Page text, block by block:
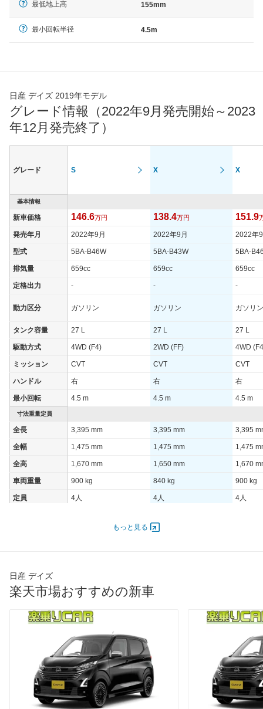
最低地上高 155mm
最小回転半径 4.5m
日産 デイズ 2019年モデル
グレード情報（2022年9月発売開始～2023
年12月発売終了）
グレード S X X
基本情報
新車価格 146.6万円 138.4万円 151.9
発売年月 2022年9月 2022年9月 2022年
型式 5BA-B46W 5BA-B43W 5BA-
排気量 659cc 659cc 659cc
定格出力 - - -
動力区分 ガソリン ガソリン ガソリン
タンク容量 27 L 27 L 27 L
駆動方式 4WD (F4) 2WD (FF) 4WD
ミッション CVT CVT CVT
ハンドル 右 右 右
最小回転 4.5 m 4.5 m 4.5 m
寸法重量定員
全長 3,395 mm 3,395 mm 3,395
全幅 1,475 mm 1,475 mm 1,475
全高 1,670 mm 1,650 mm 1,670
車両重量 900 kg 840 kg 900 kg
定員 4人 4人 4人
最高出力
最高トルク 60 [6.1]/ 4,400
タイヤ
155/65R14 155/
後輪サイズ 155/65R14 155/
21km/L 23.2km/L 21km/L
WLTC/市街地 18km/L 18km/L
もっと見る
日産 デイズ
楽天市場おすすめの新車